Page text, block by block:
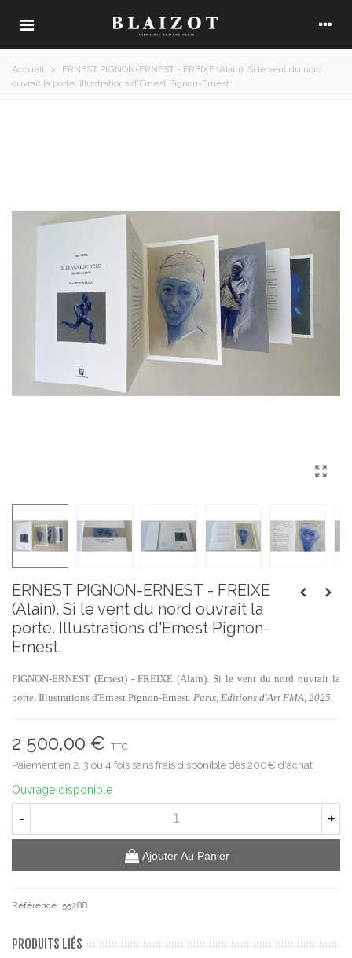
Accueil >
ERNEST PIGNON-ERNEST - FREIXE (Alain). Si le vent du nord
ouvrait la porte. Illustrations d'Ernest Pignon-Ernest.
ERNEST PIGNON-ERNEST - FREIXE
(Alain). Si le vent du nord ouvrait la
porte. Illustrations d'Ernest Pignon-
Ernest.
PIGNON-ERNEST (Ernest) - FREIXE (Alain). Si le vent du nord ouvrait la
porte. Illustrations d'Ernest Pignon-Ernest. Paris, Editions d'Art FMA, 2025.
2 500,00 € TTC
Paiement en 2, 3 ou 4 fois sans frais disponible dès 200€ d'achat
Ouvrage disponible
- +
Ajouter Au Panier
Référence: 55288
PRODUITS LIÉS